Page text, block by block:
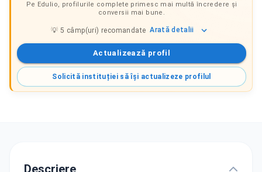
Pe Edulio, profilurile complete primesc mai multă încredere și
conversii mai bune.
💡5 câmp(uri) recomandate Arată detalii
Actualizează profil
Solicită instituției să își actualizeze profilul